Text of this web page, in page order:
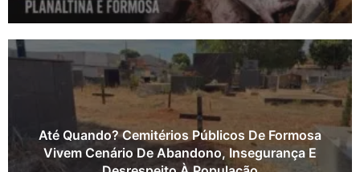
Até Quando? Cemitérios Públicos De Formosa
Vivem Cenário De Abandono, Insegurança E